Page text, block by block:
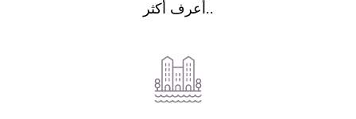
أعرف أكثر..